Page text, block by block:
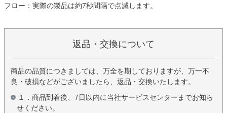
フロー：実際の製品は約7秒間隔で点滅します。
返品・交換について
商品の品質につきましては、万全を期しておりますが、万一不
良・破損などがございましたら、返品・交換いたします。
１．商品到着後、7日以内に当社サービスセンターまでお知ら
せください。